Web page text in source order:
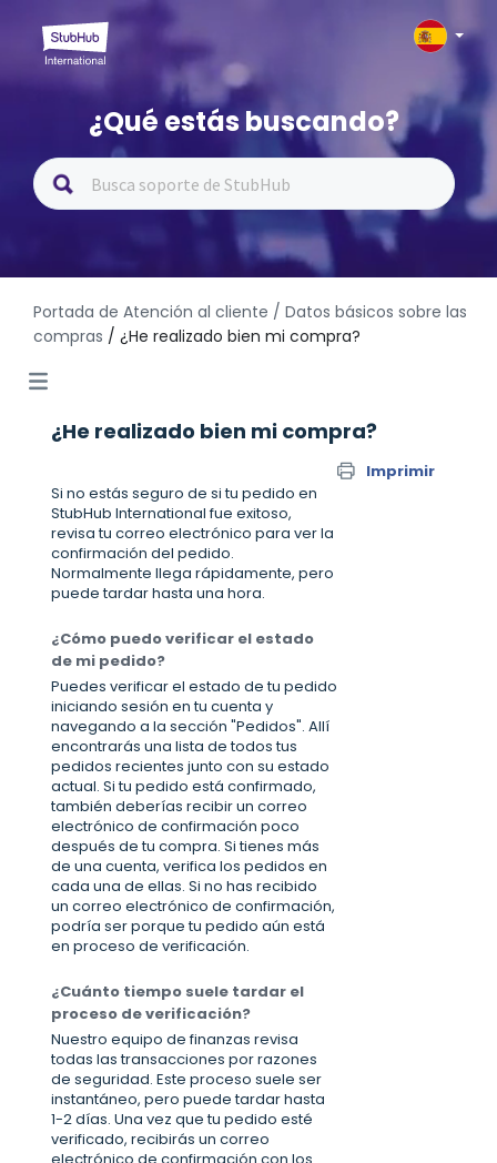
¿Qué estás buscando?
Portada de Atención al cliente / Datos básicos sobre las
compras / ¿He realizado bien mi compra?
¿He realizado bien mi compra?
Imprimir
Si no estás seguro de si tu pedido en
StubHub International fue exitoso,
revisa tu correo electrónico para ver la
confirmación del pedido.
Normalmente llega rápidamente, pero
puede tardar hasta una hora.
¿Cómo puedo verificar el estado
de mi pedido?
Puedes verificar el estado de tu pedido
iniciando sesión en tu cuenta y
navegando a la sección "Pedidos". Allí
encontrarás una lista de todos tus
pedidos recientes junto con su estado
actual. Si tu pedido está confirmado,
también deberías recibir un correo
electrónico de confirmación poco
después de tu compra. Si tienes más
de una cuenta, verifica los pedidos en
cada una de ellas. Si no has recibido
un correo electrónico de confirmación,
podría ser porque tu pedido aún está
en proceso de verificación.
¿Cuánto tiempo suele tardar el
proceso de verificación?
Nuestro equipo de finanzas revisa
todas las transacciones por razones
de seguridad. Este proceso suele ser
instantáneo, pero puede tardar hasta
1-2 días. Una vez que tu pedido esté
verificado, recibirás un correo